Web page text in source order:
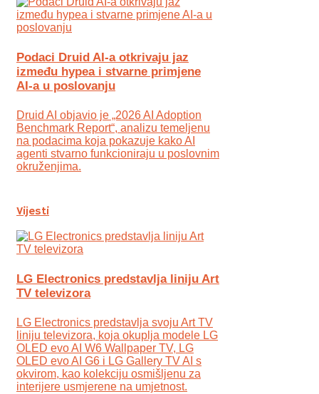
Podaci Druid AI-a otkrivaju jaz
između hypea i stvarne primjene
AI-a u poslovanju
Druid AI objavio je „2026 AI Adoption
Benchmark Report“, analizu temeljenu
na podacima koja pokazuje kako AI
agenti stvarno funkcioniraju u poslovnim
okruženjima.
Vijesti
LG Electronics predstavlja liniju Art
TV televizora
LG Electronics predstavlja svoju Art TV
liniju televizora, koja okuplja modele LG
OLED evo AI W6 Wallpaper TV, LG
OLED evo AI G6 i LG Gallery TV AI s
okvirom, kao kolekciju osmišljenu za
interijere usmjerene na umjetnost.